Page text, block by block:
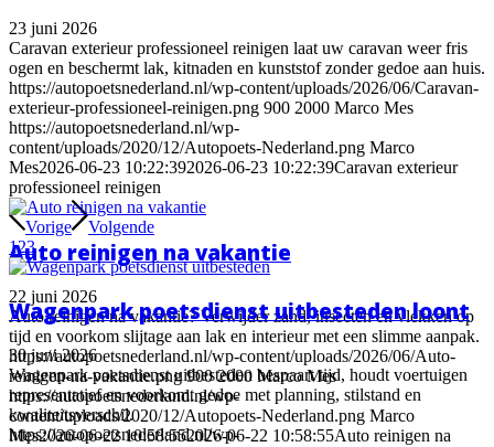
23 juni 2026
Caravan exterieur professioneel reinigen laat uw caravan weer fris
ogen en beschermt lak, kitnaden en kunststof zonder gedoe aan huis.
https://autopoetsnederland.nl/wp-content/uploads/2026/06/Caravan-
exterieur-professioneel-reinigen.png 900 2000 Marco Mes
https://autopoetsnederland.nl/wp-
content/uploads/2020/12/Autopoets-Nederland.png Marco
Mes2026-06-23 10:22:392026-06-23 10:22:39Caravan exterieur
professioneel reinigen
Auto reinigen na vakantie
22 juni 2026
Auto reinigen na vakantie? Verwijder zand, insecten en vlekken op
tijd en voorkom slijtage aan lak en interieur met een slimme aanpak.
https://autopoetsnederland.nl/wp-content/uploads/2026/06/Auto-
reinigen-na-vakantie.png 900 2000 Marco Mes
https://autopoetsnederland.nl/wp-
content/uploads/2020/12/Autopoets-Nederland.png Marco
Mes2026-06-22 10:58:552026-06-22 10:58:55Auto reinigen na
Vorige
Volgende
123
Wagenpark poetsdienst uitbesteden loont
30 juni 2026
Wagenpark poetsdienst uitbesteden bespaart tijd, houdt voertuigen
representatief en voorkomt gedoe met planning, stilstand en
kwaliteitsverschil.
https://autopoetsnederland.nl/wp-